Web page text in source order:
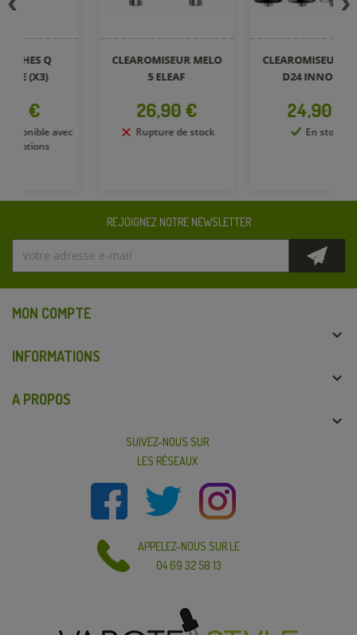
CLEAROMISEUR MELO
Rupture de stock
CLEAROMISEUR ZLIDE
REJOIGNEZ NOTRE NEWSLETTER
MON COMPTE

INFORMATIONS

A PROPOS

SUIVEZ-NOUS SUR
LES RÉSEAUX
APPELEZ-NOUS SUR LE
04 69 32 58 13